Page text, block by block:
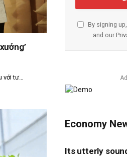
tư…
By signing
and our
Economy
Its utterly